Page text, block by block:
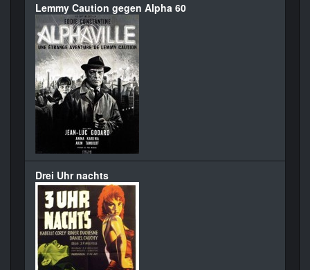
Lemmy Caution gegen Alpha 60
Drei Uhr nachts